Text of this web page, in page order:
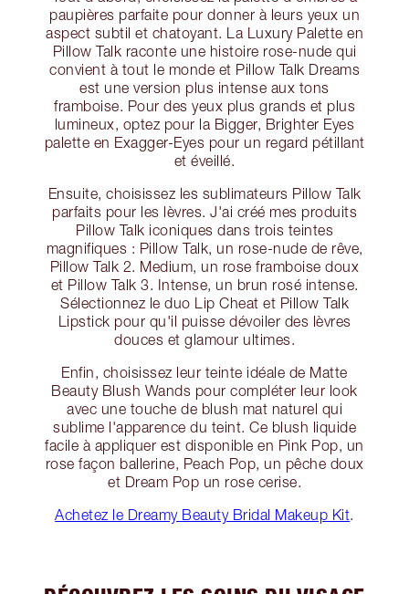
paupières parfaite pour donner à leurs yeux un
aspect subtil et chatoyant. La Luxury Palette en
Pillow Talk raconte une histoire rose-nude qui
convient à tout le monde et Pillow Talk Dreams
est une version plus intense aux tons
framboise. Pour des yeux plus grands et plus
lumineux, optez pour la Bigger, Brighter Eyes
palette en Exagger-Eyes pour un regard pétillant
et éveillé.
Ensuite, choisissez les sublimateurs Pillow Talk
parfaits pour les lèvres. J'ai créé mes produits
Pillow Talk iconiques dans trois teintes
magnifiques : Pillow Talk, un rose-nude de rêve,
Pillow Talk 2. Medium, un rose framboise doux
et Pillow Talk 3. Intense, un brun rosé intense.
Sélectionnez le duo Lip Cheat et Pillow Talk
Lipstick pour qu'il puisse dévoiler des lèvres
douces et glamour ultimes.
Enfin, choisissez leur teinte idéale de Matte
Beauty Blush Wands pour compléter leur look
avec une touche de blush mat naturel qui
sublime l'apparence du teint. Ce blush liquide
facile à appliquer est disponible en Pink Pop, un
rose façon ballerine, Peach Pop, un pêche doux
et Dream Pop un rose cerise.
Achetez le Dreamy Beauty Bridal Makeup Kit.